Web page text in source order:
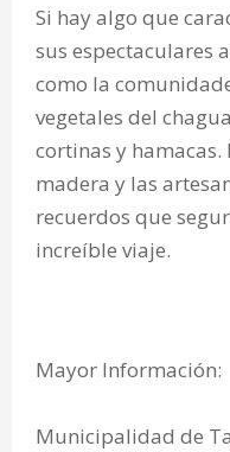
Si hay algo que
sus espectaculares
como la
vegetales del
cortinas y
madera y las
recuerdos que
increíble viaje.
Mayor Información:
Municipalidad de